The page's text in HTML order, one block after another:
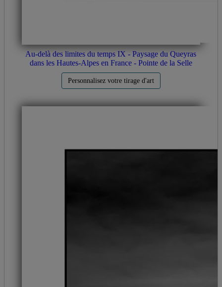
Au-delà des limites du temps IX - Paysage du Queyras
dans les Hautes-Alpes en France - Pointe de la Selle
Personnalisez votre tirage d'art